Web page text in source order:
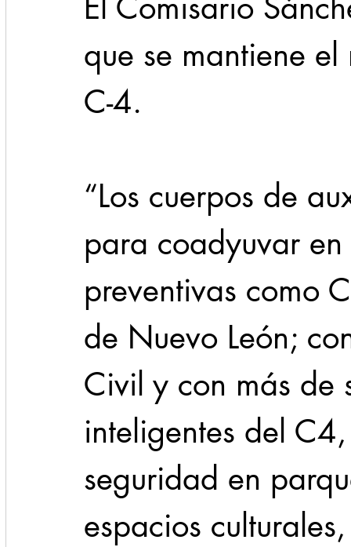
que se mantiene
C-4.
“Los cuerpos de
para coadyuvar
preventivas como
de Nuevo León;
Civil y con más de
inteligentes del
seguridad en
espacios